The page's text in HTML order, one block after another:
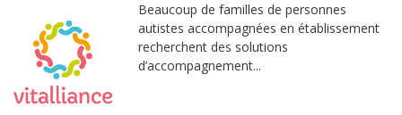
Beaucoup de familles de personnes
autistes accompagnées en établissement
recherchent des solutions
d’accompagnement...